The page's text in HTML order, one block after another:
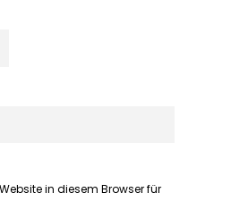
in diesem Browser für